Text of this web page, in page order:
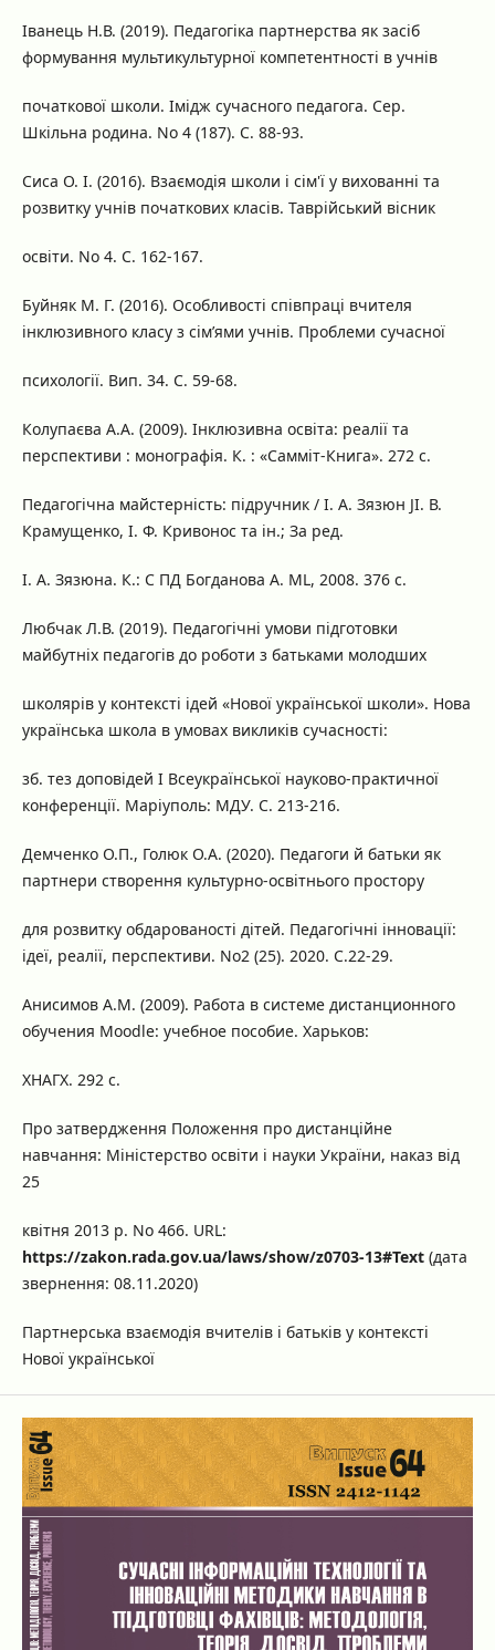
Іванець Н.В. (2019). Педагогіка партнерства як засіб
формування мультикультурної компетентності в учнів
початкової школи. Імідж сучасного педагога. Сер.
Шкільна родина. No 4 (187). С. 88-93.
Сиса О. І. (2016). Взаємодія школи і сім'ї у вихованні та
розвитку учнів початкових класів. Таврійський вісник
освіти. No 4. С. 162-167.
Буйняк М. Г. (2016). Особливості співпраці вчителя
інклюзивного класу з сім’ями учнів. Проблеми сучасної
психології. Вип. 34. С. 59-68.
Колупаєва А.А. (2009). Інклюзивна освіта: реалії та
перспективи : монографія. К. : «Самміт-Книга». 272 с.
Педагогічна майстерність: підручник / І. А. Зязюн JI. В.
Крамущенко, І. Ф. Кривонос та ін.; За ред.
І. А. Зязюна. К.: С ПД Богданова A. ML, 2008. 376 с.
Любчак Л.В. (2019). Педагогічні умови підготовки
майбутніх педагогів до роботи з батьками молодших
школярів у контексті ідей «Нової української школи». Нова
українська школа в умовах викликів сучасності:
зб. тез доповідей І Всеукраїнської науково-практичної
конференції. Маріуполь: МДУ. С. 213-216.
Демченко О.П., Голюк О.А. (2020). Педагоги й батьки як
партнери створення культурно-освітнього простору
для розвитку обдарованості дітей. Педагогічні інновації:
ідеї, реалії, перспективи. No2 (25). 2020. С.22-29.
Анисимов А.М. (2009). Работа в системе дистанционного
обучения Moodle: учебное пособие. Харьков:
ХНАГХ. 292 с.
Про затвердження Положення про дистанційне
навчання: Міністерство освіти і науки України, наказ від
25
квітня 2013 р. No 466. URL:
https://zakon.rada.gov.ua/laws/show/z0703-13#Text(дата
звернення: 08.11.2020)
Партнерська взаємодія вчителів і батьків у контексті
Нової української